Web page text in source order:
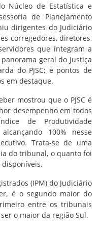
Núcleo de Estatística e
de Planejamento
dirigentes do Judiciário
corregedores, diretores,
que integram a
geral do Justiça
do PJSC; e pontos de
em destaque.
mostrou que o PJSC é
desempenho em todos
de Produtividade
100% nesse
Trata-se de uma
do tribunal, o quanto foi
(IPM) do Judiciário
é o segundo maior do
entre os tribunais
o maior da região Sul.